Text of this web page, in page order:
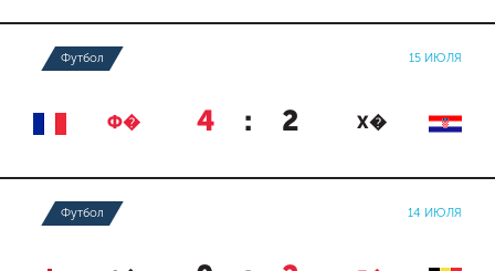
Футбол 15 ИЮЛЯ
Ф� 4 : 2 Х�
Футбол 14 ИЮЛЯ